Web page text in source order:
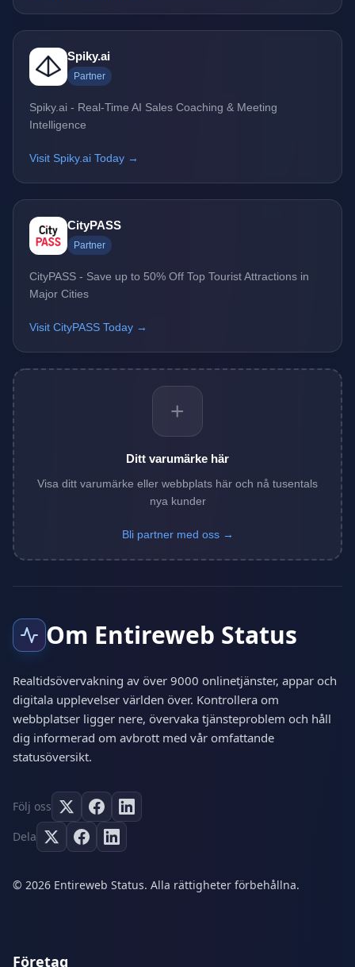
Spiky.ai
Partner
Spiky.ai - Real-Time AI Sales Coaching & Meeting
Intelligence
Visit Spiky.ai Today →
CityPASS
Partner
CityPASS - Save up to 50% Off Top Tourist Attractions in
Major Cities
Visit CityPASS Today →
+
Ditt varumärke här
Visa ditt varumärke eller webbplats här och nå tusentals
nya kunder
Bli partner med oss →
Om Entireweb Status
Realtidsövervakning av över 9000 onlinetjänster, appar och
digitala upplevelser världen över. Kontrollera om
webbplatser ligger nere, övervaka tjänsteproblem och håll
dig informerad om avbrott med vår omfattande
statusöversikt.
Följ oss
Dela
© 2026 Entireweb Status. Alla rättigheter förbehållna.
Företag